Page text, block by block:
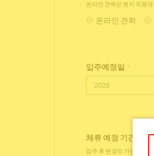
온라인 견학은 현지 직원과
온라인 견학
입주예정일 *
체류 예정 기간
입주 후 변경도 가능합니다.